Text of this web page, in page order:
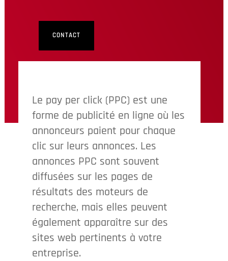
CONTACT
Le pay per click (PPC) est une
forme de publicité en ligne où les
annonceurs paient pour chaque
clic sur leurs annonces. Les
annonces PPC sont souvent
diffusées sur les pages de
résultats des moteurs de
recherche, mais elles peuvent
également apparaître sur des
sites web pertinents à votre
entreprise.